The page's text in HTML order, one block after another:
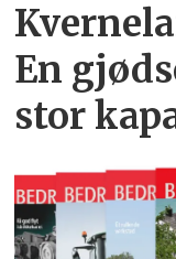
En
stor